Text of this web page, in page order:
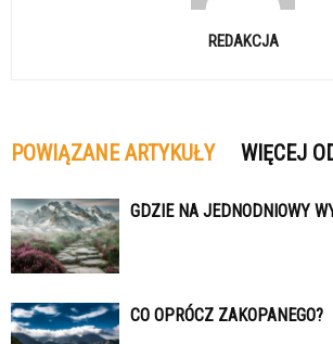
REDAKCJA
POWIĄZANE ARTYKUŁY WIĘCEJ
GDZIE NA JEDNODNIOWY
CO OPRÓCZ ZAKOPANEGO?